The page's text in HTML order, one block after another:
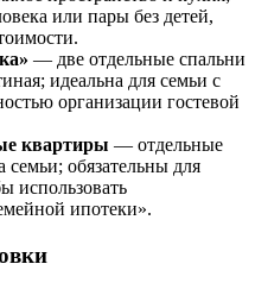
или пары без детей,
— две отдельные спальни
идеальна для семьи с
организации гостевой
квартиры — отдельные
обязательны для
использовать
ипотеки».